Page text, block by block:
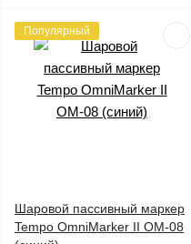
Популярный
Шаровой пассивный маркер
Tempo OmniMarker II ОМ-08